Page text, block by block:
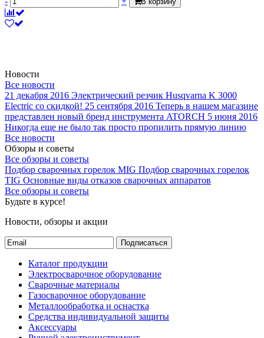
Новости
Все новости
21 декабря 2016 Электрический резчик Husqvarna K 3000
Electric со скидкой! 25 сентября 2016 Теперь в нашем магазине
представлен новый бренд инструмента ATORCH 5 июня 2016
Никогда еще не было так просто пропилить прямую линию
Все новости
Обзоры и советы
Все обзоры и советы
Подбор сварочных горелок MIG Подбор сварочных горелок
TIG Основные виды отказов сварочных аппаратов
Все обзоры и советы
Будьте в курсе!
Новости, обзоры и акции
Подписаться
Каталог продукции
Электросварочное оборудование
Сварочные материалы
Газосварочное оборудование
Металлообработка и оснастка
Средства индивидуальной защиты
Аксессуары